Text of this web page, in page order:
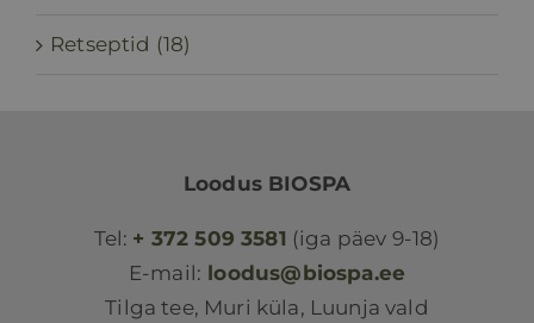
Retseptid (18)
Loodus BIOSPA
Tel: + 372 509 3581 (iga päev 9-18)
E-mail: loodus@biospa.ee
Tilga tee, Muri küla, Luunja vald